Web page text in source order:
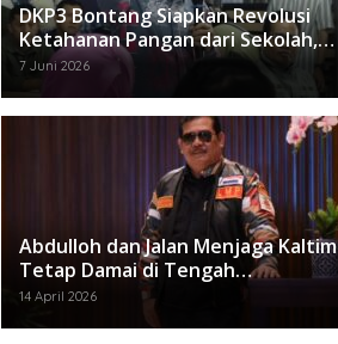
DKP3 Bontang Siapkan Revolusi
Ketahanan Pangan dari Sekolah,
Smartani Jadi Senjata
7 Juni 2026
Abdulloh dan Jalan Menjaga Kaltim
Tetap Damai di Tengah
Gelombang Aksi 21 April
14 April 2026